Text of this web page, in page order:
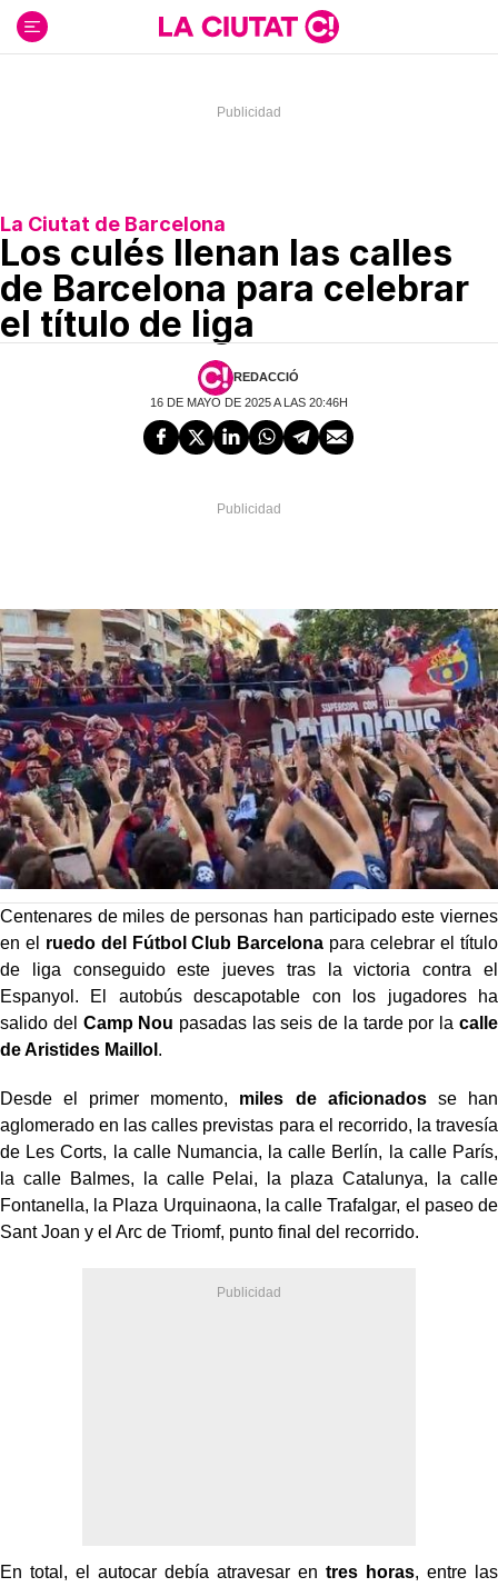
contenido
La Ciutat de Barcelona
Los culés llenan las calles
de Barcelona para celebrar
el título de liga
REDACCIÓ
16 DE MAYO DE 2025 A LAS 20:46H
Centenares de miles de personas han participado este viernes
en el ruedo del Fútbol Club Barcelona para celebrar el título
de liga conseguido este jueves tras la victoria contra el
Espanyol. El autobús descapotable con los jugadores ha
salido del Camp Nou pasadas las seis de la tarde por la calle
de Aristides Maillol .
Desde el primer momento, miles de aficionadosse han
aglomerado en las calles previstas para el recorrido, la travesía
de Les Corts, la calle Numancia, la calle Berlín, la calle París,
la calle Balmes, la calle Pelai, la plaza Catalunya, la calle
Fontanella, la Plaza Urquinaona, la calle Trafalgar, el paseo de
Sant Joan y el Arc de Triomf, punto final del recorrido.
En total, el autocar debía atravesar en tres horas, entre las